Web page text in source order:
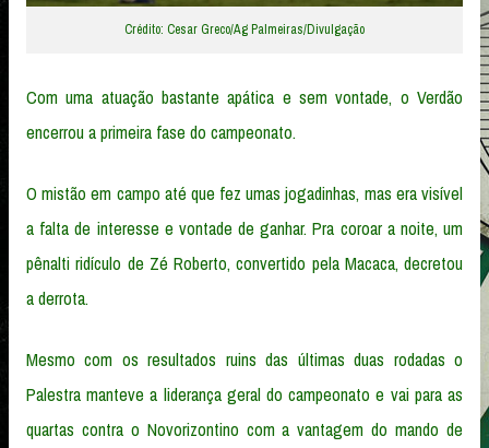
Crédito: Cesar Greco/Ag Palmeiras/Divulgação
Com uma atuação bastante apática e sem vontade, o Verdão
encerrou a primeira fase do campeonato.
O mistão em campo até que fez umas jogadinhas, mas era visível
a falta de interesse e vontade de ganhar. Pra coroar a noite, um
pênalti ridículo de Zé Roberto, convertido pela Macaca, decretou
a derrota.
Mesmo com os resultados ruins das últimas duas rodadas o
Palestra manteve a liderança geral do campeonato e vai para as
quartas contra o Novorizontino com a vantagem do mando de